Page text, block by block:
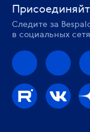
Следите за
в социальных